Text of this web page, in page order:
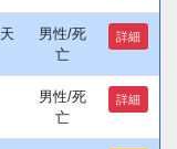
男性/死
亡
詳細
男性/死
亡
詳細